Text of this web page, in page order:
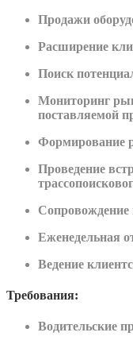
Продажи
Расширение
Поиск
Мониторинг
поставляемой
Формирование
Проведение
Сопровождение
Еженедельная
Ведение
Требования:
Водительские